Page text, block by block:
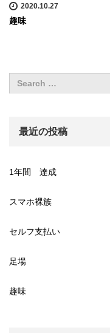
2020.10.27
趣味
最近の投稿
1年間 達成
スマホ裸族
セルフ支払い
足場
趣味